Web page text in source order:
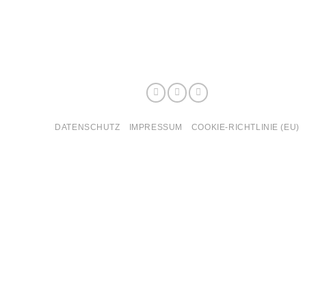
DATENSCHUTZ IMPRESSUM COOKIE-RICHTLINIE (EU)